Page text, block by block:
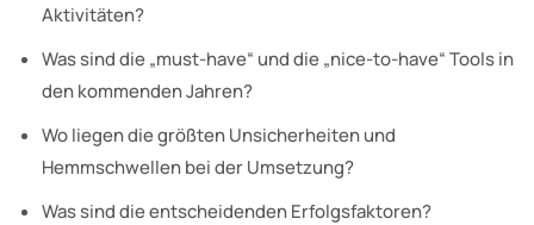
Aktivitäten?
Was sind die „must-have“ und die „nice-to-have“ Tools in
den kommenden Jahren?
Wo liegen die größten Unsicherheiten und
Hemmschwellen bei der Umsetzung?
Was sind die entscheidenden Erfolgsfaktoren?